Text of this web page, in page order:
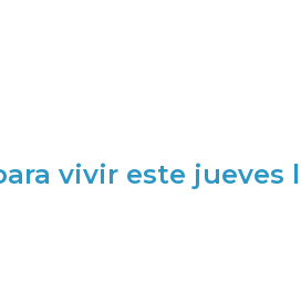
vivir este jueves